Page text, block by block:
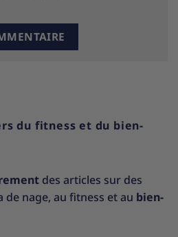
du fitness et du bien-
des articles sur des
de nage, au fitness et au bien-